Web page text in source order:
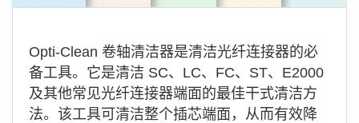
Opti-Clean 卷轴清洁器是清洁光纤连接器的必
备工具。它是清洁 SC、LC、FC、ST、E2000
及其他常见光纤连接器端面的最佳干式清洁方
法。该工具可清洁整个插芯端面，从而有效降